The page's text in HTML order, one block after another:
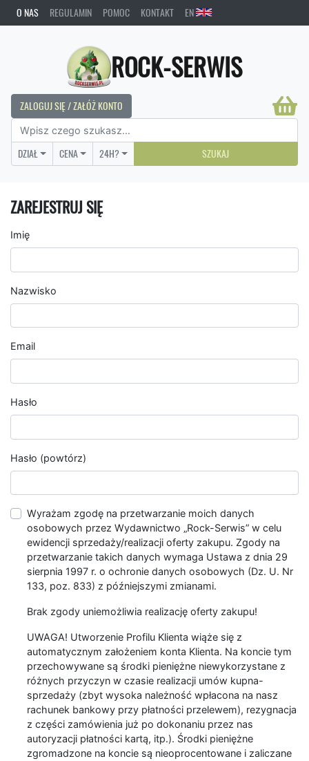
O NAS REGULAMIN POMOC KONTAKT EN
ROCK-SERWIS
ZALOGUJ SIĘ / ZAŁÓŻ KONTO
DZIAŁ CENA 24H? SZUKAJ
ZAREJESTRUJ SIĘ
Imię
Nazwisko
Email
Hasło
Hasło (powtórz)
Wyrażam zgodę na przetwarzanie moich danych
osobowych przez Wydawnictwo „Rock-Serwis” w celu
ewidencji sprzedaży/realizacji oferty zakupu. Zgody na
przetwarzanie takich danych wymaga Ustawa z dnia 29
sierpnia 1997 r. o ochronie danych osobowych (Dz. U. Nr
133, poz. 833) z późniejszymi zmianami.
Brak zgody uniemożliwia realizację oferty zakupu!
UWAGA! Utworzenie Profilu Klienta wiąże się z
automatycznym założeniem konta Klienta. Na koncie tym
przechowywane są środki pieniężne niewykorzystane z
różnych przyczyn w czasie realizacji umów kupna-
sprzedaży (zbyt wysoka należność wpłacona na nasz
rachunek bankowy przy płatności przelewem), rezygnacja
z części zamówienia już po dokonaniu przez nas
autoryzacji płatności kartą, itp.). Środki pieniężne
zgromadzone na koncie są nieoprocentowane i zaliczane